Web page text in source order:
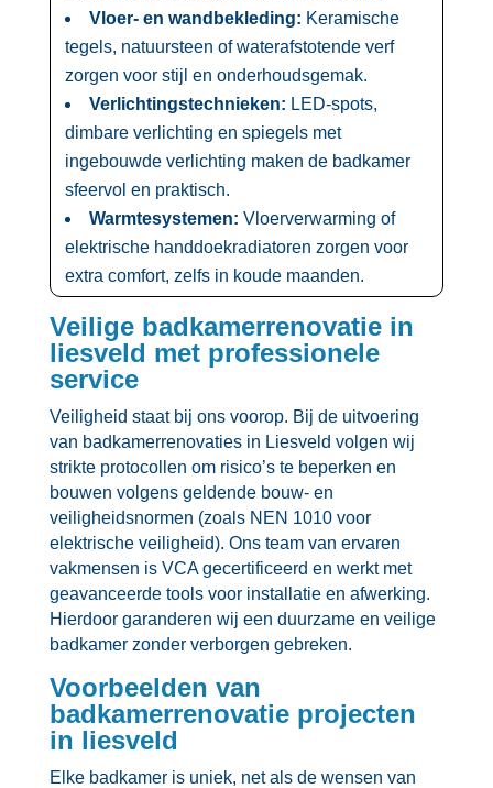
Vloer- en wandbekleding: Keramische
tegels, natuursteen of waterafstotende verf
zorgen voor stijl en onderhoudsgemak.​
Verlichtingstechnieken: LED-spots,
dimbare verlichting en spiegels met
ingebouwde verlichting maken de badkamer
sfeervol en praktisch.​
Warmtesystemen: Vloerverwarming of
elektrische handdoekradiatoren zorgen voor
extra comfort, zelfs in koude maanden.​
Veilige badkamerrenovatie in
liesveld met professionele
service
Veiligheid staat bij ons voorop.​ Bij de uitvoering
van badkamerrenovaties in Liesveld volgen wij
strikte protocollen om risico’s te beperken en
bouwen volgens geldende bouw- en
veiligheidsnormen (zoals NEN 1010 voor
elektrische veiligheid).​ Ons team van ervaren
vakmensen is VCA gecertificeerd en werkt met
geavanceerde tools voor installatie en afwerking.​
Hierdoor garanderen wij een duurzame en veilige
badkamer zonder verborgen gebreken.​
Voorbeelden van
badkamerrenovatie projecten
in liesveld
Elke badkamer is uniek, net als de wensen van